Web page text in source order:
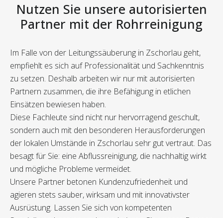
Nutzen Sie unsere autorisierten
Partner mit der Rohrreinigung
Im Falle von der Leitungssäuberung in Zschorlau geht,
empfiehlt es sich auf Professionalität und Sachkenntnis
zu setzen. Deshalb arbeiten wir nur mit autorisierten
Partnern zusammen, die ihre Befähigung in etlichen
Einsätzen bewiesen haben.
Diese Fachleute sind nicht nur hervorragend geschult,
sondern auch mit den besonderen Herausforderungen
der lokalen Umstände in Zschorlau sehr gut vertraut. Das
besagt für Sie: eine Abflussreinigung, die nachhaltig wirkt
und mögliche Probleme vermeidet.
Unsere Partner betonen Kundenzufriedenheit und
agieren stets sauber, wirksam und mit innovativster
Ausrüstung. Lassen Sie sich von kompetenten